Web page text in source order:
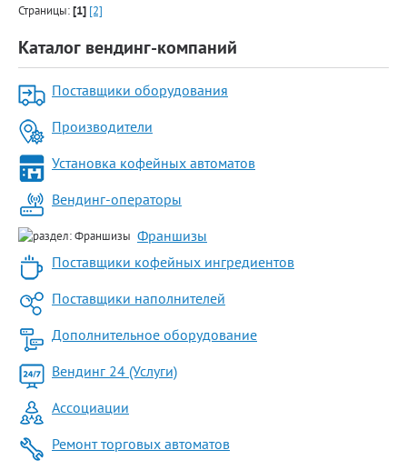
Страницы:[1] [2]
Каталог вендинг-компаний
Поставщики оборудования
Производители
Установка кофейных автоматов
Вендинг-операторы
Франшизы
Поставщики кофейных ингредиентов
Поставщики наполнителей
Дополнительное оборудование
Вендинг 24 (Услуги)
Ассоциации
Ремонт торговых автоматов